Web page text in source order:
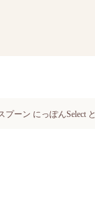
プーン にっぽんSelect